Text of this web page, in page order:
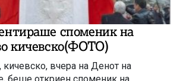
споменик на
кичевско(ФОТО)
кичевско, вчера на Денот на